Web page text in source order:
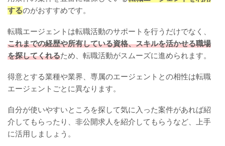
するのがおすすめです。
転職エージェントは転職活動のサポートを行うだけでなく、
これまでの経歴や所有している資格、スキルを活かせる職場
を探してくれるため、転職活動がスムーズに進められます。
得意とする業種や業界、専属のエージェントとの相性は転職
エージェントごとに異なります。
自分が使いやすいところを探して気に入った案件があれば紹
介してもらったり、非公開求人を紹介してもらうなど、上手
に活用しましょう。